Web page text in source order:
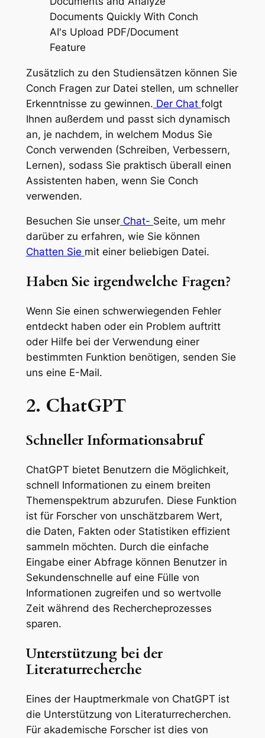
Zusätzlich zu den Studiensätzen können Sie
Conch Fragen zur Datei stellen, um schneller
Erkenntnisse zu gewinnen. Der Chat folgt
Ihnen außerdem und passt sich dynamisch
an, je nachdem, in welchem Modus Sie
Conch verwenden (Schreiben, Verbessern,
Lernen), sodass Sie praktisch überall einen
Assistenten haben, wenn Sie Conch
verwenden.
Besuchen Sie unserChat- Seite, um mehr
darüber zu erfahren, wie Sie können
Chatten Sie mit einer beliebigen Datei.
Haben Sie irgendwelche Fragen?
Wenn Sie einen schwerwiegenden Fehler
entdeckt haben oder ein Problem auftritt
oder Hilfe bei der Verwendung einer
bestimmten Funktion benötigen, senden Sie
uns eine E-Mail.
2. ChatGPT
Schneller Informationsabruf
ChatGPT bietet Benutzern die Möglichkeit,
schnell Informationen zu einem breiten
Themenspektrum abzurufen. Diese Funktion
ist für Forscher von unschätzbarem Wert,
die Daten, Fakten oder Statistiken effizient
sammeln möchten. Durch die einfache
Eingabe einer Abfrage können Benutzer in
Sekundenschnelle auf eine Fülle von
Informationen zugreifen und so wertvolle
Zeit während des Rechercheprozesses
sparen.
Unterstützung bei der
Literaturrecherche
Eines der Hauptmerkmale von ChatGPT ist
die Unterstützung von Literaturrecherchen.
Für akademische Forscher ist dies von